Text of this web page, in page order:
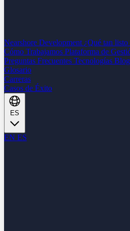
Nearshore Development ¿Qué tan
Cómo Trabajamos Plataforma de
Preguntas Frecuentes Tecnologías Blog
Glosario
Carreras
Casos de Éxito
EN ES